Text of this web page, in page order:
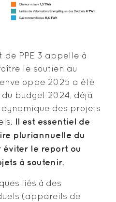
de PPE 3 appelle à
le soutien au
enveloppe 2025 a été
budget 2024, déjà
des projets
Il est essentiel de
pluriannuelle du
éviter le report ou
à soutenir.
liés à des
(appareils de